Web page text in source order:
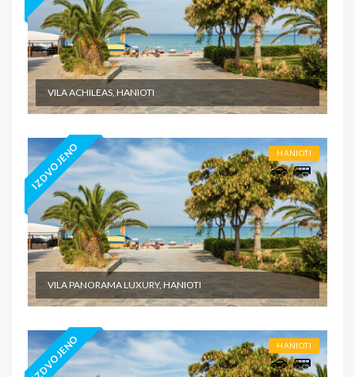
VILA ACHILEAS, HANIOTI
IZDVOJENO HANIOTI
VILA PANORAMA LUXURY, HANIOTI
IZDVOJENO HANIOTI